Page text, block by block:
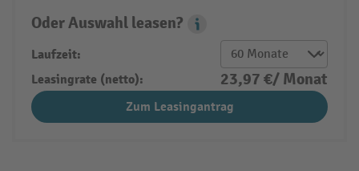
Oder Auswahl leasen?
Leasing Popover
Laufzeit:
Leasingrate (netto):
23,97 €/ Monat
Zum Leasingantrag